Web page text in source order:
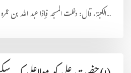
الكعبة، قال: دخلت المسجد فإذا عبد الله بن عمرو بن العاص جا...